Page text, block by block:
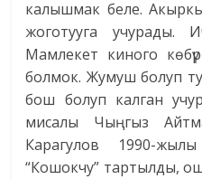
калышмак беле.
жоготууга учурады.
Мамлекет киного
болмок. Жумуш болуп
бош болуп калган
мисалы Чыңгыз
Карагулов 1990-
“Кошокчу” тартылды,